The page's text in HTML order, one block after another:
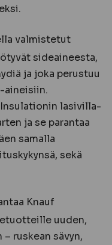
valmistetut
sideaineesta,
ja joka perustuu
aineisiin.
lasivilla-
ja se parantaa
samalla
sekä
Knauf
uuden,
ruskean sävyn,